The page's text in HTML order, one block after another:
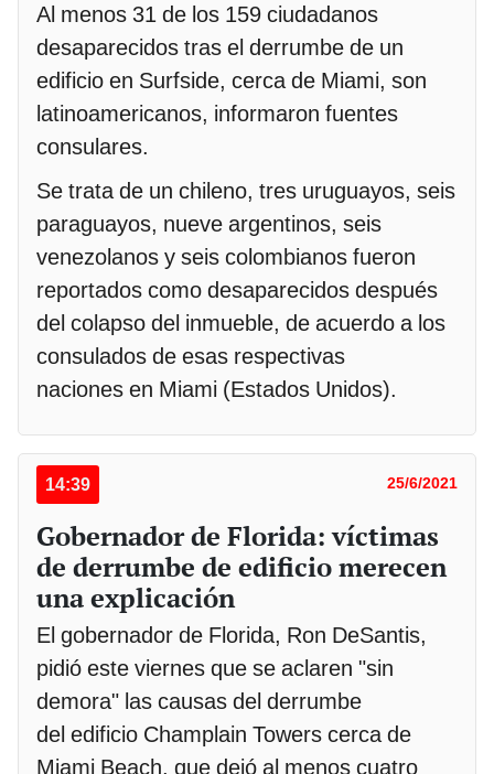
Al menos 31 de los 159 ciudadanos
desaparecidos tras el derrumbe de un
edificio en Surfside, cerca de Miami, son
latinoamericanos, informaron fuentes
consulares.
Se trata de un chileno, tres uruguayos, seis
paraguayos, nueve argentinos, seis
venezolanos y seis colombianos fueron
reportados como desaparecidos después
del colapso del inmueble, de acuerdo a los
consulados de esas respectivas
naciones en Miami (Estados Unidos).
14:39 25/6/2021
Gobernador de Florida: víctimas
de derrumbe de edificio merecen
una explicación
El gobernador de Florida, Ron DeSantis,
pidió este viernes que se aclaren "sin
demora" las causas del derrumbe
del edificio Champlain Towers cerca de
Miami Beach, que dejó al menos cuatro